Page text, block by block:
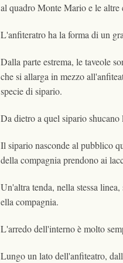
al quadro Monte Mario e le
L'anfiteratro ha la forma di un
Dalla parte estrema, le taveole
che si allarga in mezzo
specie di sipario.
Da dietro a quel sipario
Il sipario nasconde al pubblico
della compagnia prendono ai
Un'altra tenda, nella stessa
ella compagnia.
L'arredo dell'interno è molto
Lungo un lato dell'anfiteatro,